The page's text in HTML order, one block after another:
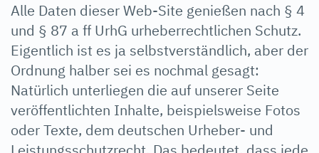
Alle Daten dieser Web-Site genießen nach § 4
und § 87 a ff UrhG urheberrechtlichen Schutz.
Eigentlich ist es ja selbstverständlich, aber der
Ordnung halber sei es nochmal gesagt:
Natürlich unterliegen die auf unserer Seite
veröffentlichten Inhalte, beispielsweise Fotos
oder Texte, dem deutschen Urheber- und